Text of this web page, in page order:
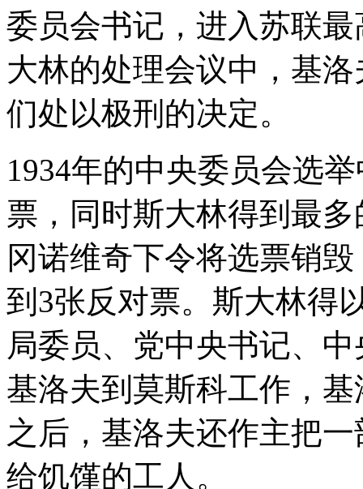
委员会书记，进入苏联
大林的处理会议中，基
们处以极刑的决定。
1934年的中央委员会选
票，同时斯大林得到最
冈诺维奇下令将选票销
到3张反对票。斯大林得
局委员、党中央书记、
基洛夫到莫斯科工作，
之后，基洛夫还作主把
给饥馑的工人。